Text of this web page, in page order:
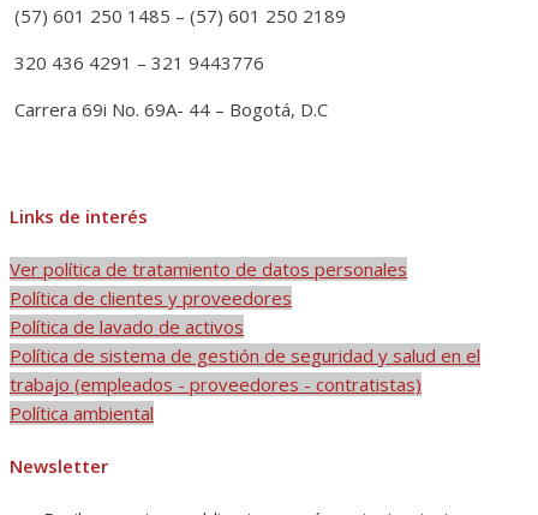
(57) 601 250 1485 – (57) 601 250 2189
320 436 4291 – 321 9443776
Carrera 69i No. 69A- 44 – Bogotá, D.C
Links de interés
Ver política de tratamiento de datos personales
Política de clientes y proveedores
Política de lavado de activos
Política de sistema de gestión de seguridad y salud en el
trabajo (empleados - proveedores - contratistas)
Política ambiental
Newsletter